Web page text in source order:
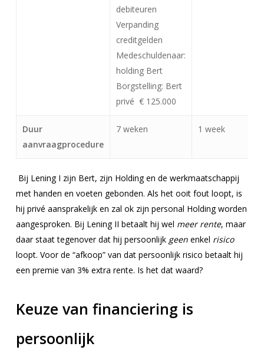
debiteuren
Verpanding
creditgelden
Medeschuldenaar:
holding Bert
Borgstelling: Bert
privé € 125.000
Duur
aanvraagprocedure
7 weken 1 week
Bij Lening I zijn Bert, zijn Holding en de werkmaatschappij
met handen en voeten gebonden. Als het ooit fout loopt, is
hij privé aansprakelijk en zal ok zijn personal Holding worden
aangesproken. Bij Lening II betaalt hij wel meer rente, maar
daar staat tegenover dat hij persoonlijk geenenkel risico
loopt. Voor de “afkoop” van dat persoonlijk risico betaalt hij
een premie van 3% extra rente. Is het dat waard?
Keuze van financiering is
persoonlijk